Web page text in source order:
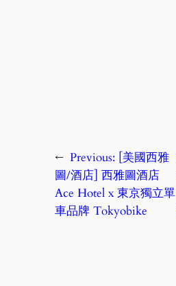
← Previous: [美國西雅
圖/酒店] 西雅圖酒店
Ace Hotel x 東京獨立單
車品牌 Tokyobike